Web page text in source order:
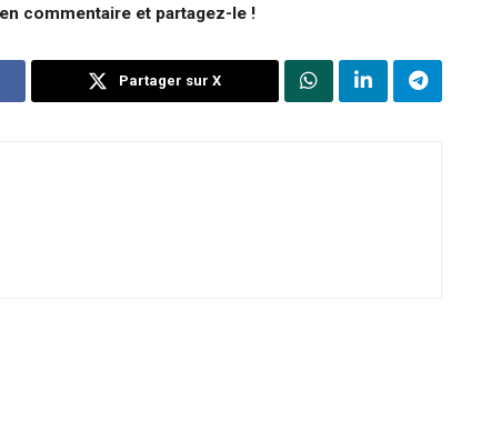
commentaire et partagez-le !
Partager sur X